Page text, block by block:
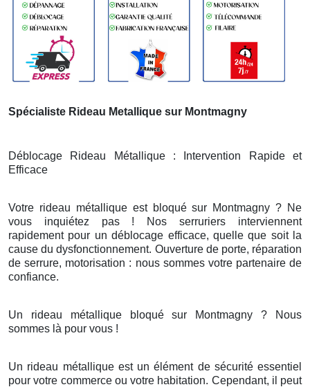
Spécialiste Rideau Metallique sur Montmagny
Déblocage Rideau Métallique : Intervention Rapide et
Efficace
Votre rideau métallique est bloqué sur Montmagny ? Ne
vous inquiétez pas ! Nos serruriers interviennent
rapidement pour un déblocage efficace, quelle que soit la
cause du dysfonctionnement. Ouverture de porte, réparation
de serrure, motorisation : nous sommes votre partenaire de
confiance.
Un rideau métallique bloqué sur Montmagny ? Nous
sommes là pour vous !
Un rideau métallique est un élément de sécurité essentiel
pour votre commerce ou votre habitation. Cependant, il peut